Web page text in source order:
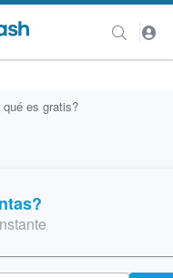
qué es gratis?